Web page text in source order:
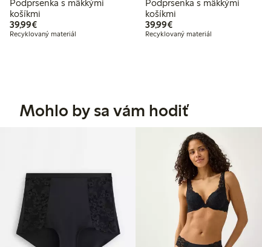
Podprsenka s mäkkými
košíkmi
39,99€39,99 €
Recyklovaný materiál
Podprsenka s mäkkými
košíkmi
39,99€39,99 €
Recyklovaný materiál
Mohlo by sa vám hodiť